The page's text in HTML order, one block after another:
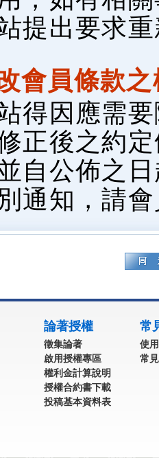
提出要求
會員條款
得因應需
正後之約
自公佈之
通知，請
論著授權
徵集論著
啟用授權專區
權利金計算說明
授權合約書下載
投稿基本資料表
常
使
常